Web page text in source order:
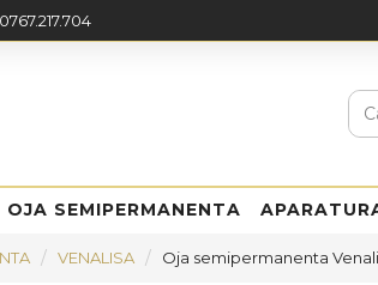
0767.217.704
OJA SEMIPERMANENTA
VENALISA Oja semipermanenta